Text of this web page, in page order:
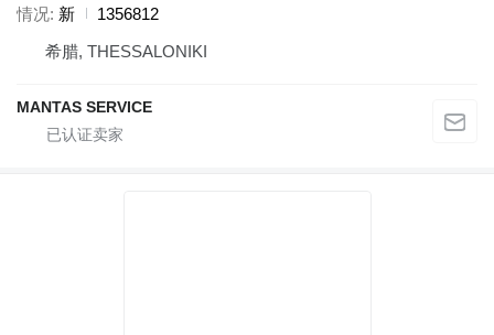
情况 新
1356812
希腊, THESSALONIKI
MANTAS SERVICE